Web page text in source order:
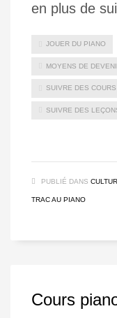
en plus de
JOUER DU PIANO
MOYENS DE
SUIVRE DES
SUIVRE DES
PUBLIÉ DANS
TRAC AU PIANO
Cours